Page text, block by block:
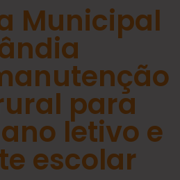
Municipal
para
letivo e
escolar